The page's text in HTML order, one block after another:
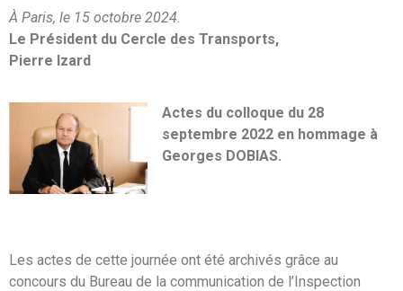
À Paris, le 15 octobre 2024.
Le Président du Cercle des Transports,
Pierre Izard
Actes du colloque du 28
septembre 2022 en hommage à
Georges DOBIAS.
Les actes de cette journée ont été archivés grâce au
concours du Bureau de la communication de l’Inspection